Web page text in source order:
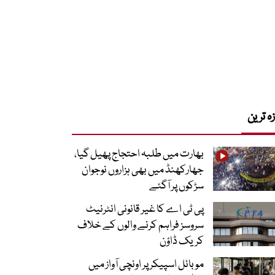
ترین
بھارت میں طلبہ احتجاج پھیل گیا،
جھارکھنڈ میں بھی ہزاروں نوجوان
سڑکوں پر آگئے
پی ٹی اے کا غیر قانونی انٹرنیٹ
سروسز فراہم کرنے والوں کے خلاف
کریک ڈاؤن
موبائل اسپیکر پر اونچی آواز میں